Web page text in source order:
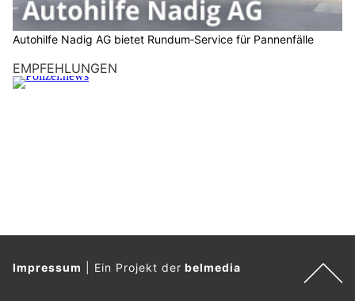
Autohilfe Nadig AG bietet Rundum‑Service für Pannenfälle
EMPFEHLUNGEN
Impressum Ein Projekt derbelmedia